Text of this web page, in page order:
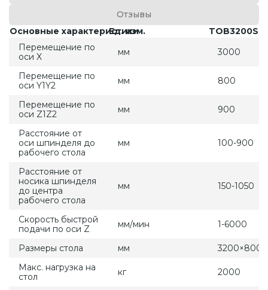
Отзывы
Основные характеристики
Ед. изм.
TOB3200S2
Перемещение по
оси X
мм 3000
Перемещение по
оси Y1Y2
мм 800
Перемещение по
оси Z1Z2
мм 900
Расстояние от
оси шпинделя до
рабочего стола
мм 100-900
Расстояние от
носика шпинделя
до центра
рабочего стола
мм 150-1050
Скорость быстрой
подачи по оси Z
мм/мин 1-6000
Размеры стола мм
3200×800
Макс. нагрузка на
стол
кг 2000